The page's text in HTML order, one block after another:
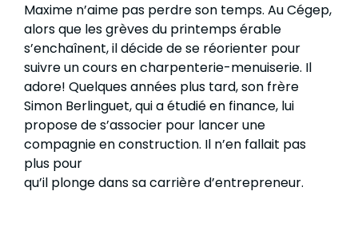
Maxime n’aime pas perdre son temps. Au Cégep,
alors que les grèves du printemps érable
s’enchaînent, il décide de se réorienter pour
suivre un cours en charpenterie-menuiserie. Il
adore! Quelques années plus tard, son frère
Simon Berlinguet, qui a étudié en finance, lui
propose de s’associer pour lancer une
compagnie en construction. Il n’en fallait pas
plus pour
qu’il plonge dans sa carrière d’entrepreneur.